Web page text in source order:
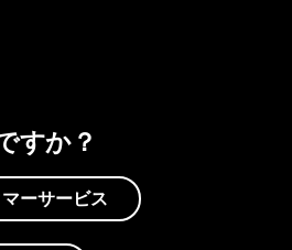
すか？
ーサービス